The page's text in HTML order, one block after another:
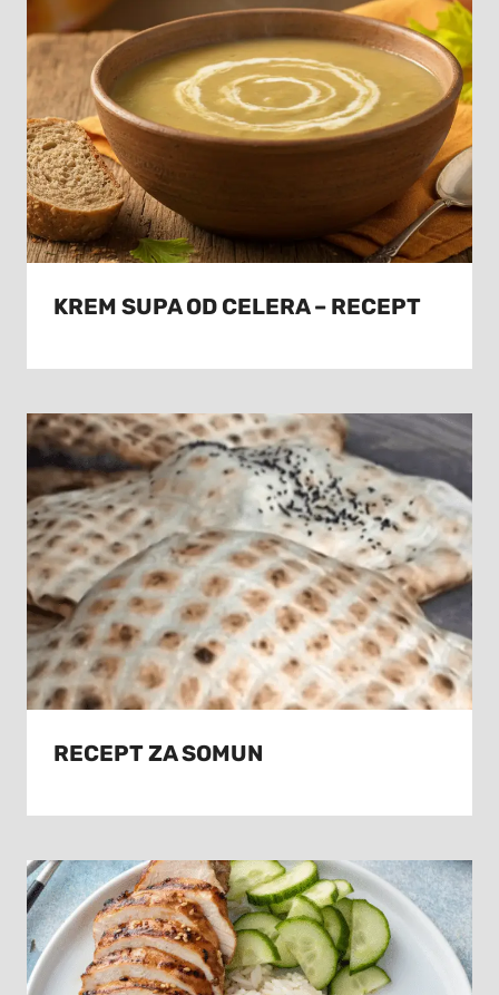
KREM SUPA OD CELERA – RECEPT
RECEPT ZA SOMUN